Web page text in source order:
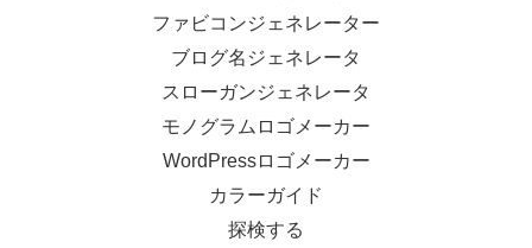
ファビコンジェネレーター
ブログ名ジェネレータ
スローガンジェネレータ
モノグラムロゴメーカー
WordPressロゴメーカー
カラーガイド
探検する